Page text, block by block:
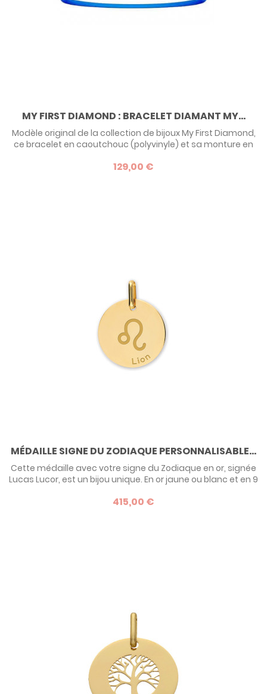
MY FIRST DIAMOND : BRACELET DIAMANT MY...
Modèle original de la collection de bijoux My First Diamond,
ce bracelet en caoutchouc (polyvinyle) et sa monture en
précieux et original ! Pour bébé, enfant, ado ou adulte, de 0
129,00 €
MÉDAILLE SIGNE DU ZODIAQUE PERSONNALISABLE...
Cette médaille avec votre signe du Zodiaque en or, signée
Lucas Lucor, est un bijou unique. En or jaune ou blanc et en 9
un design élégant et moderne. Parfaite pour offrir un
415,00 €